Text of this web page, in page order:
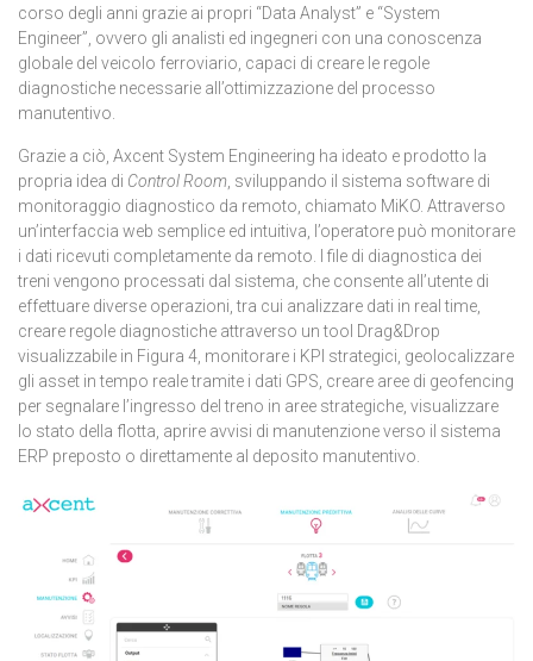
corso degli anni grazie ai propri “Data Analyst” e “System
Engineer”, ovvero gli analisti ed ingegneri con una conoscenza
globale del veicolo ferroviario, capaci di creare le regole
diagnostiche necessarie all’ottimizzazione del processo
manutentivo.
Grazie a ciò, Axcent System Engineering ha ideato e prodotto la
propria idea di Control Room , sviluppando il sistema software di
monitoraggio diagnostico da remoto, chiamato MiKO. Attraverso
un’interfaccia web semplice ed intuitiva, l’operatore può monitorare
i dati ricevuti completamente da remoto. I file di diagnostica dei
treni vengono processati dal sistema, che consente all’utente di
effettuare diverse operazioni, tra cui analizzare dati in real time,
creare regole diagnostiche attraverso un tool Drag&Drop
visualizzabile in Figura 4, monitorare i KPI strategici, geolocalizzare
gli asset in tempo reale tramite i dati GPS, creare aree di geofencing
per segnalare l’ingresso del treno in aree strategiche, visualizzare
lo stato della flotta, aprire avvisi di manutenzione verso il sistema
ERP preposto o direttamente al deposito manutentivo.